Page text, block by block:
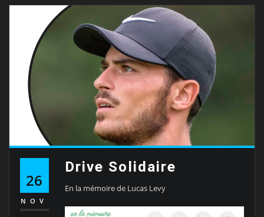
26
NOV
Drive Solidaire
En la mémoire de Lucas Levy